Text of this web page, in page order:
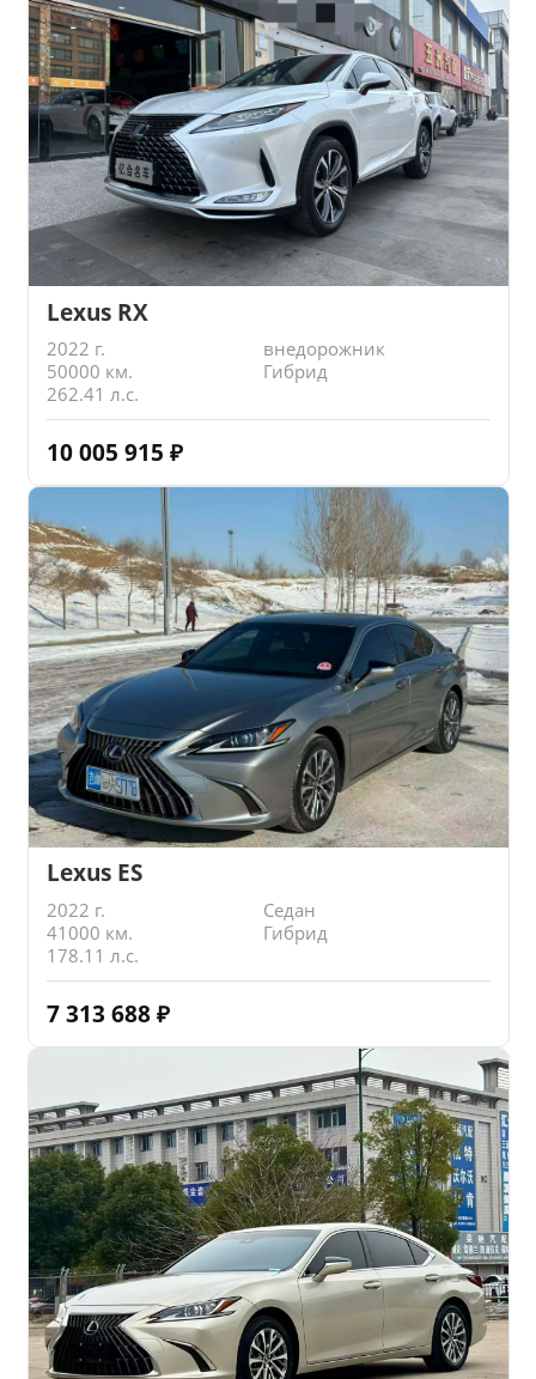
Lexus RX
2022 г.
внедорожник
50000 км.
Гибрид
262.41 л.с.
10 005 915 ₽
Lexus ES
2022 г.
Седан
41000 км.
Гибрид
178.11 л.с.
7 313 688 ₽